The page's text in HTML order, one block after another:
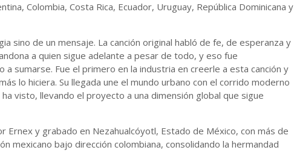
Colombia, Costa Rica, Ecuador, Uruguay, República Dominicana y
sino de un mensaje. La canción original habló de fe, de esperanza y
a quien sigue adelante a pesar de todo, y eso fue
a sumarse. Fue el primero en la industria en creerle a esta canción y
lo hiciera. Su llegada une el mundo urbano con el corrido moderno
visto, llevando el proyecto a una dimensión global que sigue
Ernex y grabado en Nezahualcóyotl, Estado de México, con más de
mexicano bajo dirección colombiana, consolidando la hermandad